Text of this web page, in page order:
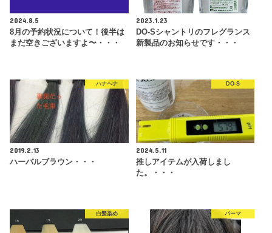
2024.8.5
8月の予約状況について！後半は
まだ空きございますよ〜・・・
2023.1.23
DO-Sシャントリのフレグランス
新製品のお知らせです・・・
ハナヘナ
2019.2.13
ハーバルブラウン・・・
DO-S
2024.5.11
推しアイテムが入荷しまし
た。・・・
白髪染め パーマ